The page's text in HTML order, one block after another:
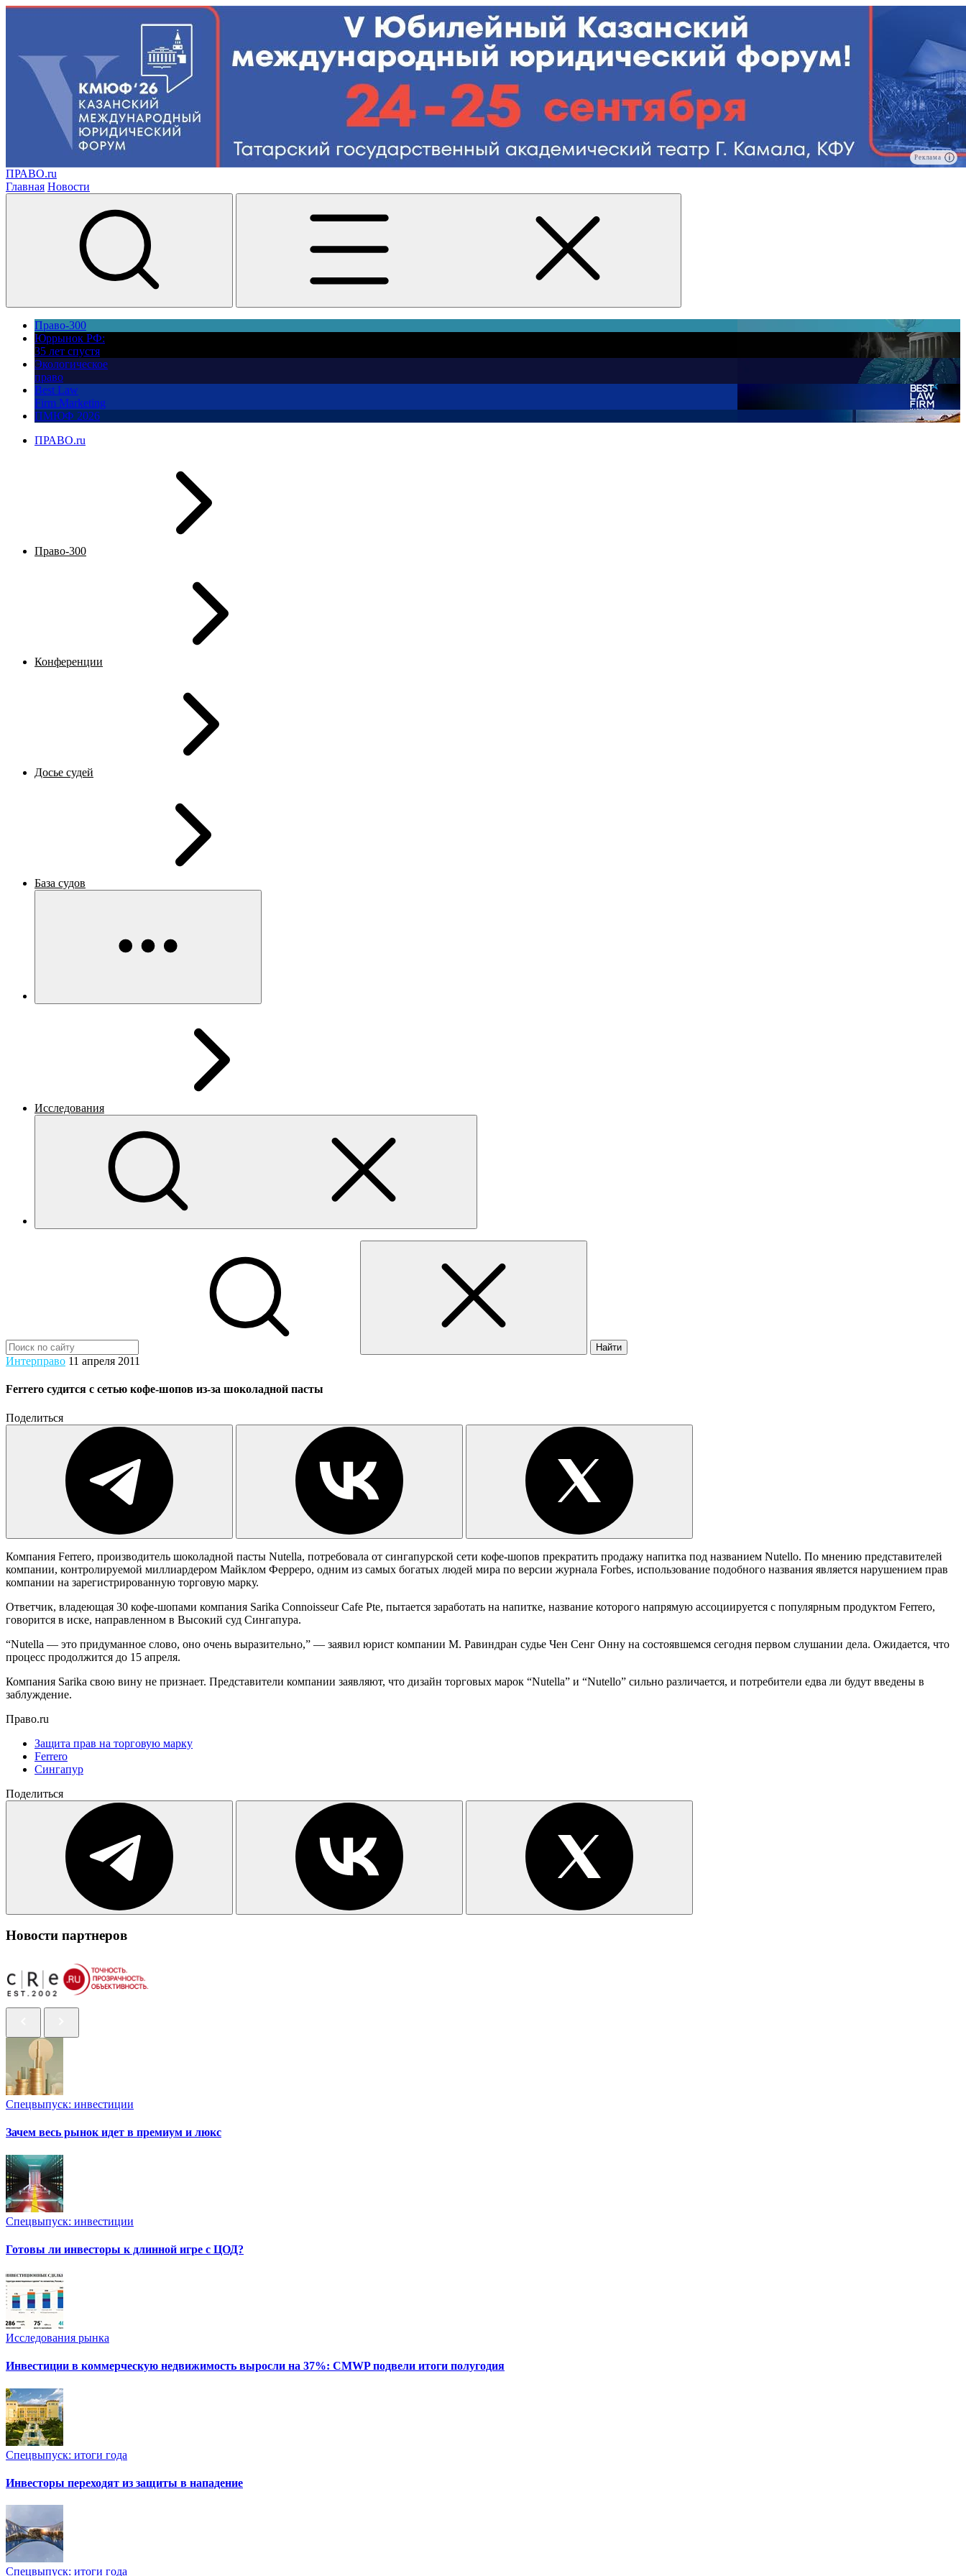
Реклама
ПРАВО.ru
Главная Новости
Право-300
Юррынок РФ:
35 лет спустя
Экологическое
право
Best Law
Firm Marketing
ПМЮФ 2026
ПРАВО.ru
Право-300
Конференции
Досье судей
База судов
Исследования
Найти
Интерправо 11 апреля 2011
Ferrero судится с сетью кофе-шопов из-за шоколадной пасты
Поделиться
Компания Ferrero, производитель шоколадной пасты Nutella, потребовала от сингапурской сети кофе-шопов прекратить продажу напитка под названием Nutello. По мнению представителей
компании, контролируемой миллиардером Майклом Ферреро, одним из самых богатых людей мира по версии журнала Forbes, использование подобного названия является нарушением прав
компании на зарегистрированную торговую марку.
Ответчик, владеющая 30 кофе-шопами компания Sarika Connoisseur Cafe Pte, пытается заработать на напитке, название которого напрямую ассоциируется с популярным продуктом Ferrero,
говорится в иске, направленном в Высокий суд Сингапура.
“Nutella — это придуманное слово, оно очень выразительно,” — заявил юрист компании М. Равиндран судье Чен Сенг Онну на состоявшемся сегодня первом слушании дела. Ожидается, что
процесс продолжится до 15 апреля.
Компания Sarika свою вину не признает. Представители компании заявляют, что дизайн торговых марок “Nutella” и “Nutello” сильно различается, и потребители едва ли будут введены в
заблуждение.
Право.ru
Защита прав на торговую марку
Ferrero
Сингапур
Поделиться
Новости партнеров
Спецвыпуск: инвестиции
Зачем весь рынок идет в премиум и люкс
Спецвыпуск: инвестиции
Готовы ли инвесторы к длинной игре с ЦОД?
Исследования рынка
Инвестиции в коммерческую недвижимость выросли на 37%: CMWP подвели итоги полугодия
Спецвыпуск: итоги года
Инвесторы переходят из защиты в нападение
Спецвыпуск: итоги года